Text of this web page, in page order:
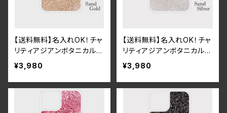
【送料無料】名入れOK！チャ
リティアジアンボタニカル＆
ガネーシャグリッタースマホ
ケース（サンドゴールド）iPh
one16
¥3,980
【送料無料】名入れOK！チャ
リティアジアンボタニカル＆
ガネーシャグリッタースマホ
ケース（サンドシルバー）iPh
one16
¥3,980